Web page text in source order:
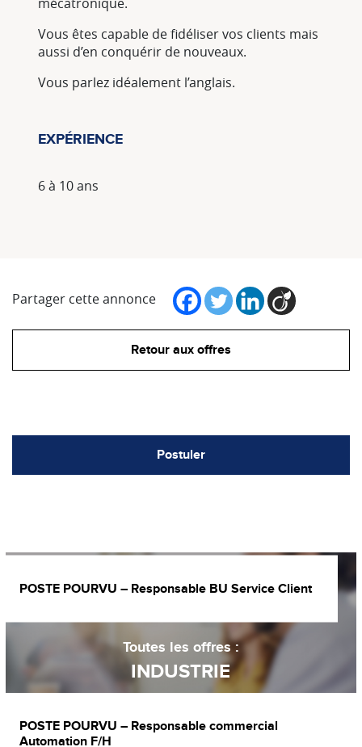
Vous êtes capable de fidéliser vos clients mais
aussi d’en conquérir de nouveaux.
Vous parlez idéalement l’anglais.
EXPÉRIENCE
6 à 10 ans
Partager cette annonce
Retour aux offres
Postuler
POSTE POURVU – Responsable BU Service Client
Toutes les offres :
INDUSTRIE
POSTE POURVU – Responsable commercial
Automation F/H